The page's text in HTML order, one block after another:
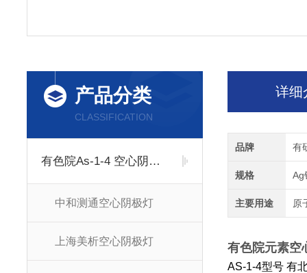
产品分类
CLASSIFICATION
有色院As-1-4 空心阴极灯
中和测通空心阴极灯
上海美析空心阴极灯
详细
品牌 有
规格 Ag
主要用途 原
有色院元素
AS-1-4型号 有